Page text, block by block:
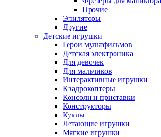
Прочие
Эпиляторы
Другие
Детские игрушки
Герои мультфильмов
Детская электроника
Для девочек
Для мальчиков
Интерактивные игрушки
Квадрокоптеры
Консоли и приставки
Конструкторы
Куклы
Летающие игрушки
Мягкие игрушки